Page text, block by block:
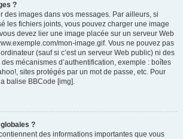
?
des images dans vos messages. Par ailleurs, si
les fichiers joints, vous pouvez charger une image
devez lier une image placée sur un serveur Web
mon-image.gif. Vous ne pouvez pas
(sauf si c’est un serveur Web public) ni des
mécanismes d’authentification, exemple : boîtes
sites protégés par un mot de passe, etc. Pour
balise BBCode [img].
?
des informations importantes que vous